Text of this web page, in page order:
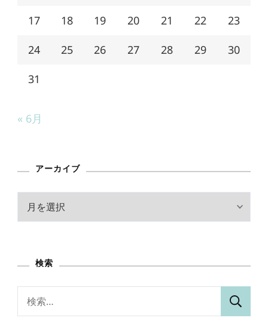
17 18 19 20 21 22 23
24 25 26 27 28 29 30
31
« 6月
アーカイブ
ブ
検索